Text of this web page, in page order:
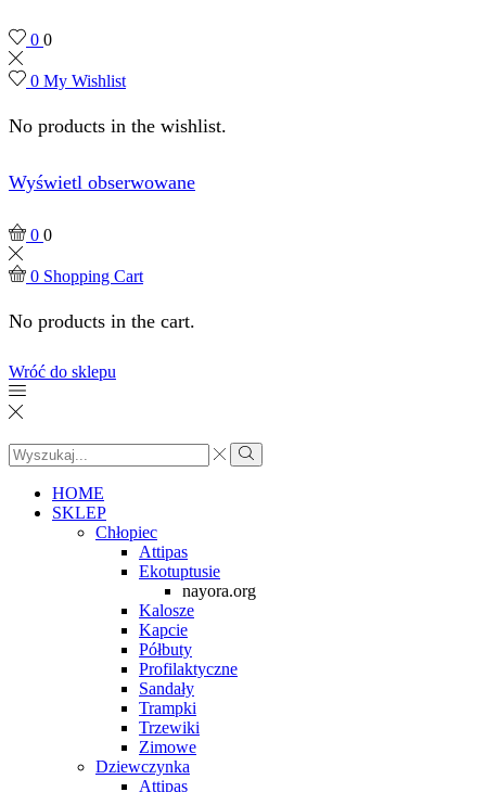
0 0
0 My Wishlist
No products in the wishlist.
Wyświetl obserwowane
0 0
0 Shopping Cart
No products in the cart.
Wróć do sklepu
Search
input
Search
HOME
SKLEP
Chłopiec
Attipas
Ekotuptusie
nayora.org
Kalosze
Kapcie
Półbuty
Profilaktyczne
Sandały
Trampki
Trzewiki
Zimowe
Dziewczynka
Attipas